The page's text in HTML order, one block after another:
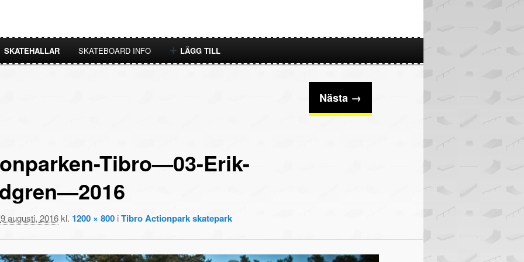
SKATEHALLAR SKATEBOARD INFO LÄGG TILL
Nästa →
Tibro—03-Erik-
9 augusti, 2016kl. 1200 × 800iTibro Actionpark skatepark